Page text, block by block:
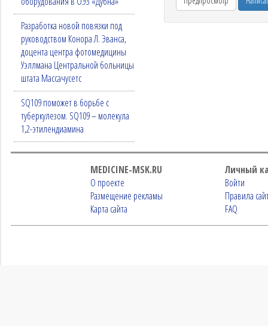
Разработка новой повязки под
руководством Конора Л. Эванса,
доцента центра фотомедицины
Уэллмана Центральной больницы
штата Массачусетс
SQ109 поможет в борьбе с
туберкулезом. SQ109 – молекула
1,2-этилендиамина
MEDICINE-MSK.RU
О проекте
Размещение рекламы
Карта сайта
Личный
Войти
Правила
FAQ